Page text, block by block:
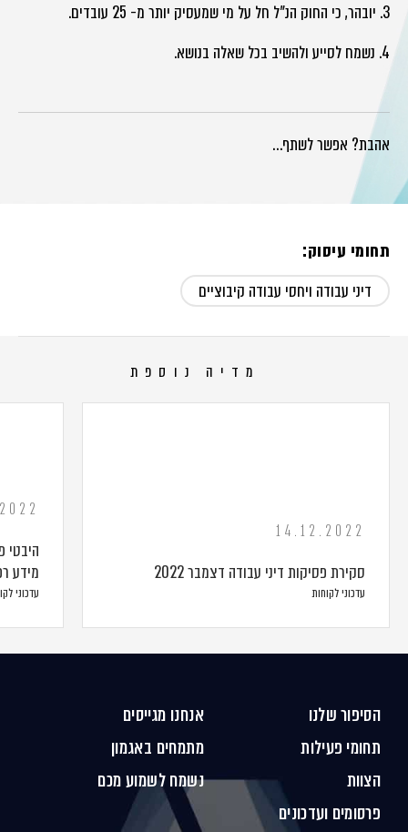
3. יובהר, כי החוק הנ"ל חל על מי שמעסיק יותר מ- 25 עובדים.
4. נשמח לסייע ולהשיב בכל שאלה בנושא.
אהבת? אפשר לשתף…
תחומי עיסוק:
דיני עבודה ויחסי עבודה קיבוציים
מדיה נוספת
14.12.2022
סקירת פסיקות דיני עבודה דצמבר 2022
עדכוני לקוחות
היבטי
מידע
עדכוני
הסיפור שלנו
תחומי פעילות
הצוות
פרסומים ועדכונים
אנחנו מגייסים
מתמחים באגמון
נשמח לשמוע מכם